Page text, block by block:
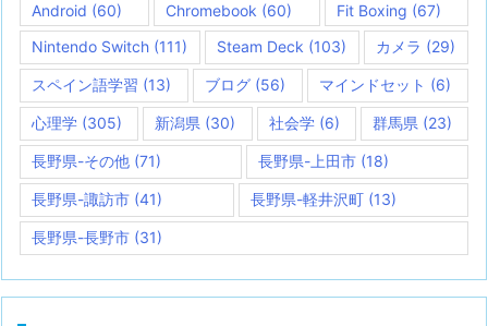
Android (60) Chromebook (60) Fit Boxing (67)
Nintendo Switch (111) Steam Deck (103) カメラ (29)
スペイン語学習 (13) ブログ (56) マインドセット (6)
心理学 (305) 新潟県 (30) 社会学(6) 群馬県 (23)
長野県-その他 (71) 長野県-上田市(18)
長野県-諏訪市 (41) 長野県-軽井沢町 (13)
長野県-長野市 (31)